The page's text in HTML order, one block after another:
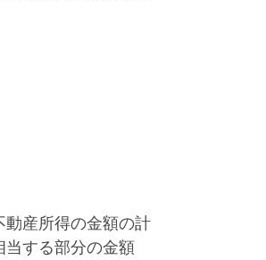
動産所得の金額の計
当する部分の金額